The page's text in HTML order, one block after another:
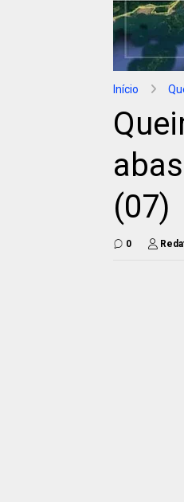
Início
(07)
0